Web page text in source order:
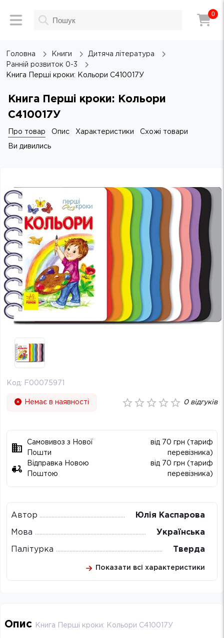
0
Головна Книги
Дитяча література
Ранній розвиток 0-3
Книга Перші кроки: Кольори С410017У
Книга Перші кроки: Кольори
С410017У
Про товар Опис Характеристики Схожі товари
Ви дивились
Код: F00075971
Немає в наявності 0відгуків
Самовивоз з Нової
Пошти
від 70 грн (тариф
перевізника)
Відправка Новою
Поштою
від 70 грн (тариф
перевізника)
Автор Юлія Каспарова
Мова Українська
Палітурка Тверда
Показати всі характеристики
Опис Книга Перші кроки: Кольори С410017У